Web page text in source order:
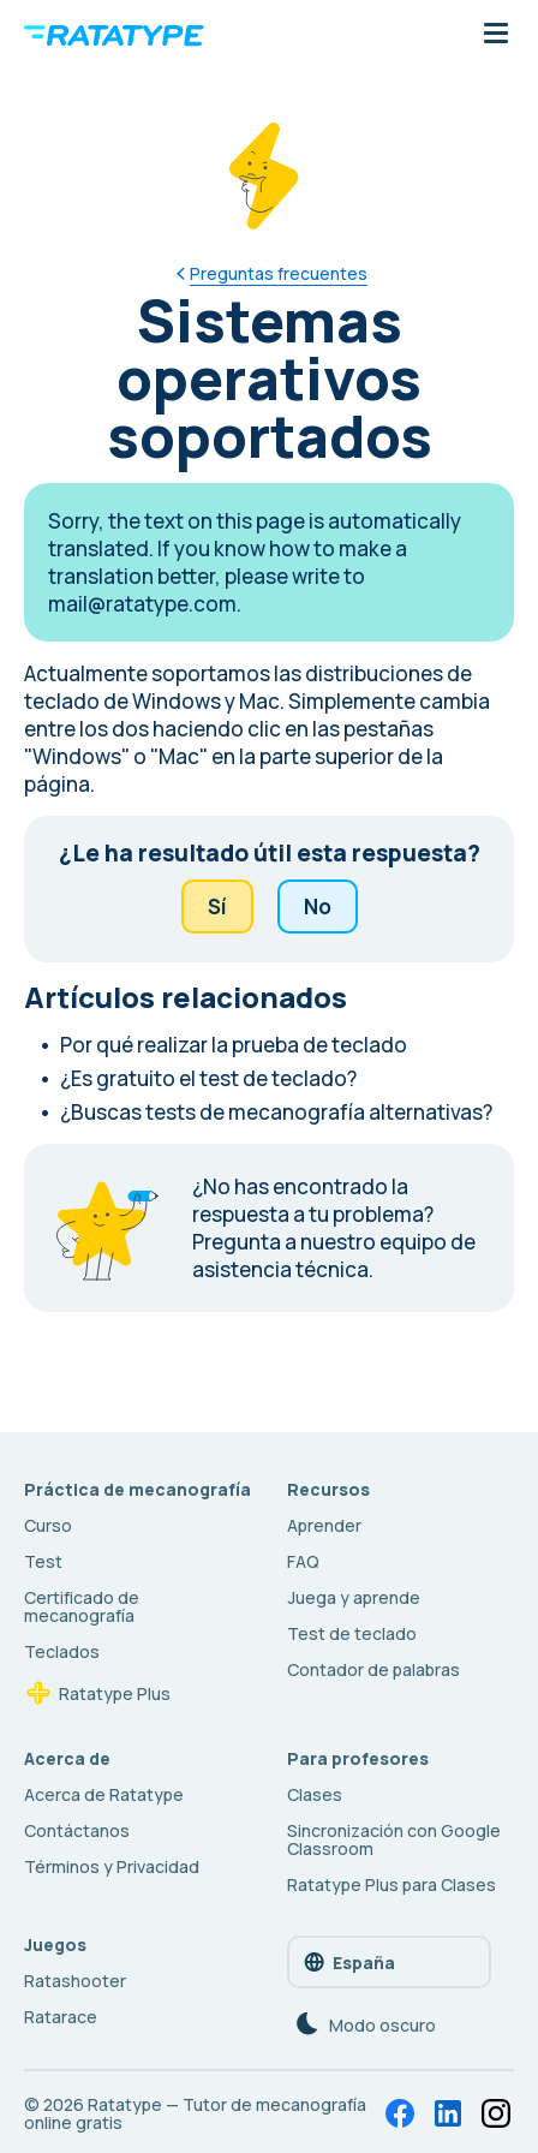
Preguntas frecuentes
Sistemas
operativos
soportados
Sorry, the text on this page is automatically
translated. If you know how to make a
translation better, please write to
mail@ratatype.com.
Actualmente soportamos las distribuciones de
teclado de Windows y Mac. Simplemente cambia
entre los dos haciendo clic en las pestañas
"Windows" o "Mac" en la parte superior de la
página.
¿Le ha resultado útil esta respuesta?
Sí No
Artículos relacionados
Por qué realizar la prueba de teclado
¿Es gratuito el test de teclado?
¿Buscas tests de mecanografía alternativas?
¿No has encontrado la
respuesta a tu problema?
Pregunta a nuestro equipo de
asistencia técnica.
Práctica de mecanografía
Curso
Test
Certificado de
mecanografía
Teclados
Ratatype Plus
Recursos
Aprender
FAQ
Juega y aprende
Test de teclado
Contador de palabras
Acerca de
Acerca de Ratatype
Contáctanos
Términos y Privacidad
Para profesores
Clases
Sincronización con Google
Classroom
Ratatype Plus para Clases
Juegos
Ratashooter
Ratarace
España
Modo oscuro
© 2026 Ratatype — Tutor de mecanografía
online gratis